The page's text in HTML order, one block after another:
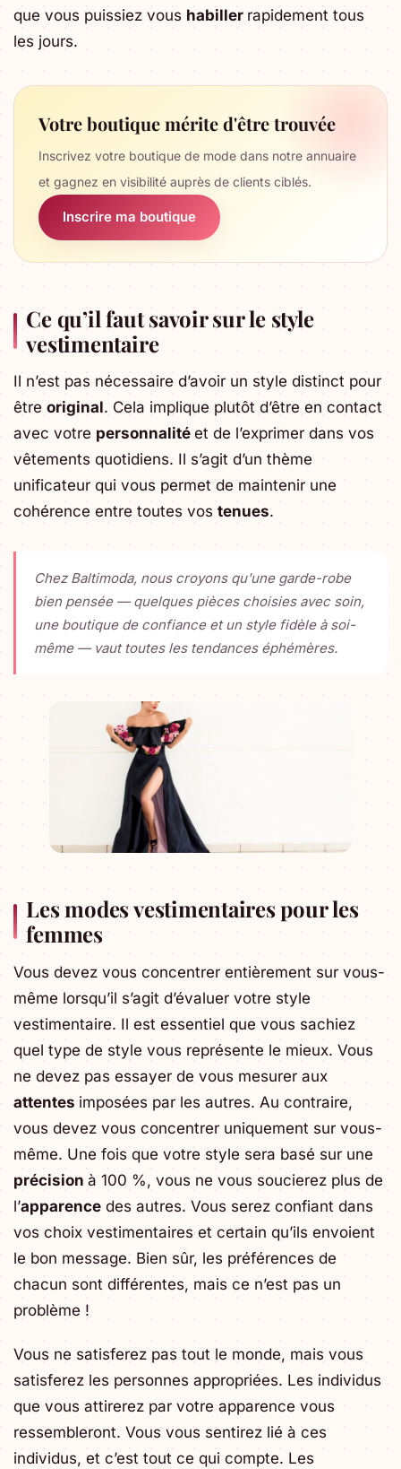
que vous puissiez vous habiller rapidement tous
les jours.
Votre boutique mérite d'être trouvée
Inscrivez votre boutique de mode dans notre annuaire
et gagnez en visibilité auprès de clients ciblés.
Inscrire ma boutique
Ce qu’il faut savoir sur le style
vestimentaire
Il n’est pas nécessaire d’avoir un style distinct pour
être original. Cela implique plutôt d’être en contact
avec votre personnalité et de l’exprimer dans vos
vêtements quotidiens. Il s’agit d’un thème
unificateur qui vous permet de maintenir une
cohérence entre toutes vos tenues.
Chez Baltimoda, nous croyons qu'une garde-robe
bien pensée — quelques pièces choisies avec soin,
une boutique de confiance et un style fidèle à soi-
même — vaut toutes les tendances éphémères.
Les modes vestimentaires pour les
femmes
Vous devez vous concentrer entièrement sur vous-
même lorsqu’il s’agit d’évaluer votre style
vestimentaire. Il est essentiel que vous sachiez
quel type de style vous représente le mieux. Vous
ne devez pas essayer de vous mesurer aux
attentes imposées par les autres. Au contraire,
vous devez vous concentrer uniquement sur vous-
même. Une fois que votre style sera basé sur une
précision à 100 %, vous ne vous soucierez plus de
l’apparence des autres. Vous serez confiant dans
vos choix vestimentaires et certain qu’ils envoient
le bon message. Bien sûr, les préférences de
chacun sont différentes, mais ce n’est pas un
problème !
Vous ne satisferez pas tout le monde, mais vous
satisferez les personnes appropriées. Les individus
que vous attirerez par votre apparence vous
ressembleront. Vous vous sentirez lié à ces
individus, et c’est tout ce qui compte. Les